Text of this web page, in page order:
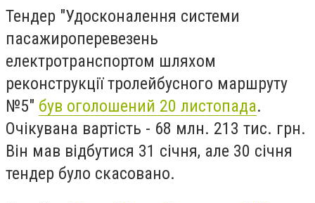
Тендер "Удосконалення системи
пасажироперевезень
електротранспортом шляхом
реконструкції тролейбусного маршруту
№5" був оголошений 20 листопада.
Очікувана вартість - 68 млн. 213 тис. грн.
Він мав відбутися 31 січня, але 30 січня
тендер було скасовано.